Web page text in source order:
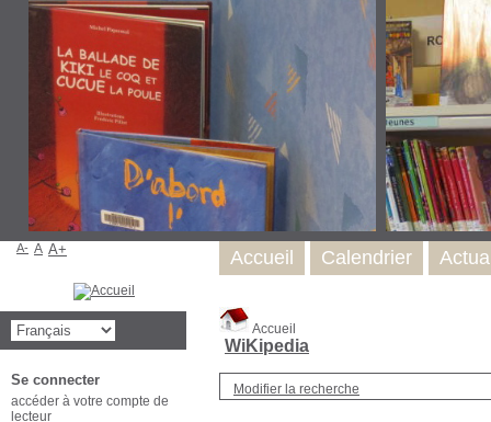
Accueil
WiKipedia
Modifier la recherche
Accueil Calendrier
A- A A+
Se connecter
accéder à votre compte de
lecteur